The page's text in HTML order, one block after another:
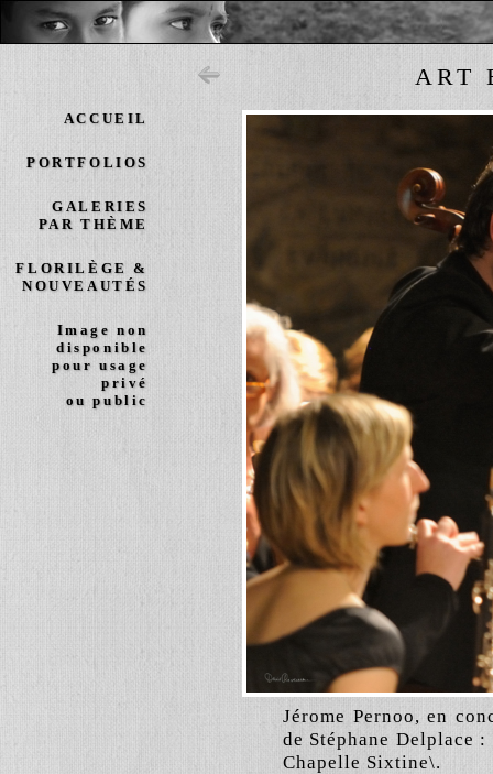
ART
ACCUEIL
PORTFOLIOS
GALERIES
PAR THÈME
FLORILÈGE &
NOUVEAUTÉS
Image non
disponible
pour usage
privé
ou public
Jérome Pernoo, en
de Stéphane Delplace
Chapelle Sixtine\.